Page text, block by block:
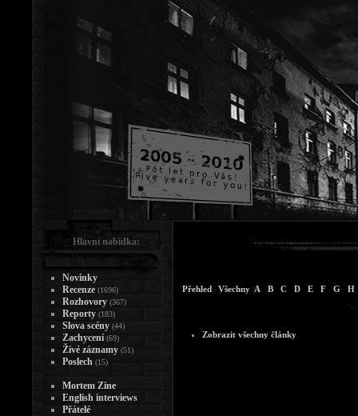
Přehled Všechny A B C D E F G H
Zobrazit všechny články
Hlavní nabídka:
Novinky
Recenze (1696)
Rozhovory (367)
Reporty (183)
Slova scény (44)
Zachycení (69)
Živé záznamy (51)
Poslech (15)
Mortem Zine
English interviews
Přátelé